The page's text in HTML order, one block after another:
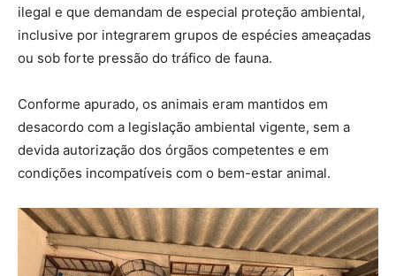
ilegal e que demandam de especial proteção ambiental,
inclusive por integrarem grupos de espécies ameaçadas
ou sob forte pressão do tráfico de fauna.
Conforme apurado, os animais eram mantidos em
desacordo com a legislação ambiental vigente, sem a
devida autorização dos órgãos competentes e em
condições incompatíveis com o bem-estar animal.